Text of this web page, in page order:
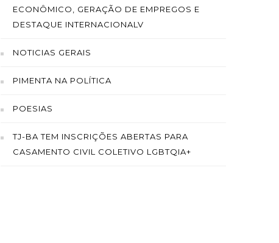
ECONÔMICO, GERAÇÃO DE EMPREGOS E
DESTAQUE INTERNACIONALV
NOTICIAS GERAIS
PIMENTA NA POLÍTICA
POESIAS
TJ-BA TEM INSCRIÇÕES ABERTAS PARA
CASAMENTO CIVIL COLETIVO LGBTQIA+